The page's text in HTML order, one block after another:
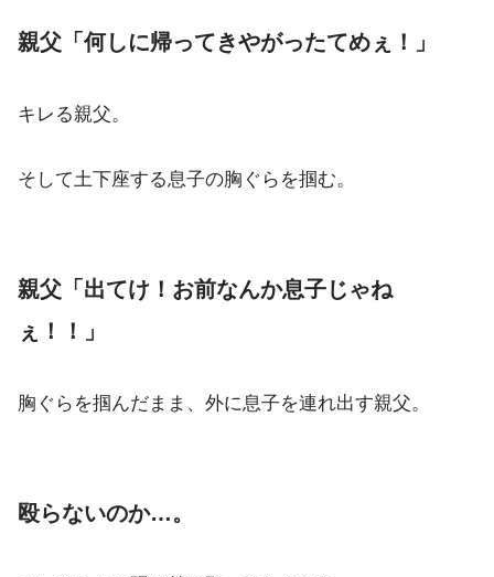
親父「何しに帰ってきやがったてめぇ！」
キレる親父。
そして土下座する息子の胸ぐらを掴む。
親父「出てけ！お前なんか息子じゃね
ぇ！！」
胸ぐらを掴んだまま、外に息子を連れ出す親父。
殴らないのか…。